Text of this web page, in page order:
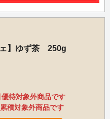
ェ】ゆず茶 250g
待対象外商品です
積対象外商品です